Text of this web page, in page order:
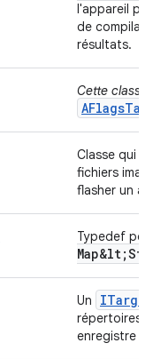
l'appareil
de
résultats.
Cette classe
Classe qui
fichiers
flasher un
Typedef
Un ITarget
répertoires
enregistre